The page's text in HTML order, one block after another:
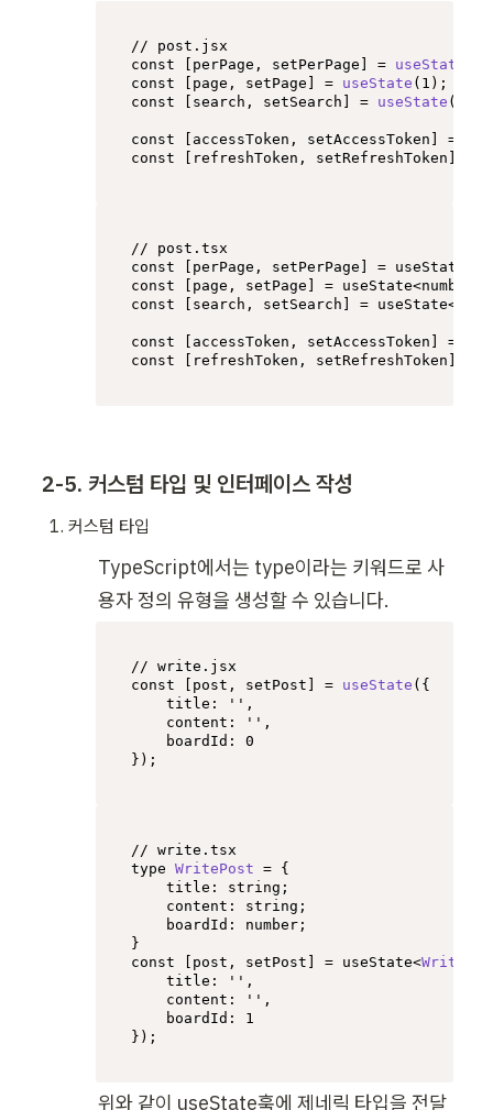
// post.jsx
const [perPage, setPerPage] = useState
const [page, setPage] = useState ( 1
const [search, setSearch] = useState (
const [accessToken, setAccessToken] =
const [refreshToken, setRefreshToken] =
// post.tsx
const [perPage, setPerPage] =
const [page, setPage] = useState<number>(
const [search, setSearch] =
const
const [refreshToken, setRefreshToken] =
2-5. 커스텀 타입 및 인터페이스 작성
커스텀 타입
TypeScript에서는 type이라는 키워드로 사
용자 정의 유형을 생성할 수 있습니다.
// write.jsx
const [post, setPost] = useState ({
title : '' ,
content : '' ,
boardId : 0
});
// write.tsx
type
WritePost = {
title : string ;
content : string ;
boardId : number ;
const [post, setPost] = useState<
title : '' ,
content : '' ,
boardId : 1
});
위와 같이 useState훅에 제네릭 타입을 전달